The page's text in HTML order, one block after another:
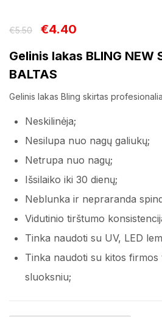
€5.50 €4.40
Gelinis lakas BLING NEW
BALTAS
Gelinis lakas Bling skirtas
Neskilinėja;
Nesilupa nuo nagų galiukų;
Netrupa nuo nagų;
Išsilaiko iki 30 dienų;
Neblunka ir nepraranda
Vidutinio tirštumo
Tinka naudoti su UV, LED
Tinka naudoti su kitos
sluoksniu;
Prisijungti
Registracija